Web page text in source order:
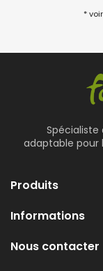
*
adaptable
Produits
Informations
Nous contacter